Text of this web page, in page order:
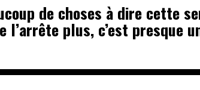
de choses à dire cette
l’arrête plus, c’est presque